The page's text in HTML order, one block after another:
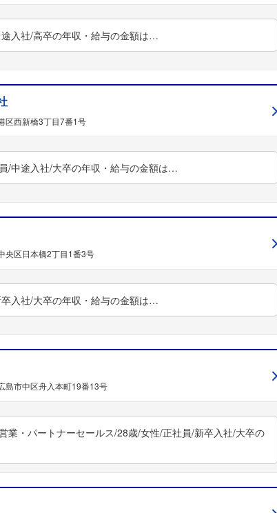
入社/高卒の年収・給与の金額は…
区西新橋3丁目7番1号
/中途入社/大卒の年収・給与の金額は…
央区日本橋2丁目1番3号
入社/大卒の年収・給与の金額は…
島市中区舟入本町19番13号
業・パートナーセールス/28歳/女性/正社員/新卒入社/大卒の